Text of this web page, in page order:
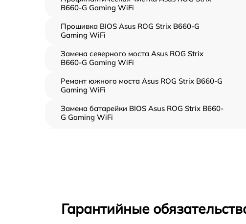
B660-G Gaming WiFi
Прошивка BIOS Asus ROG Strix B660-G
Gaming WiFi
Замена северного моста Asus ROG Strix
B660-G Gaming WiFi
Ремонт южного моста Asus ROG Strix B660-G
Gaming WiFi
Замена батарейки BIOS Asus ROG Strix B660-
G Gaming WiFi
Гарантийные